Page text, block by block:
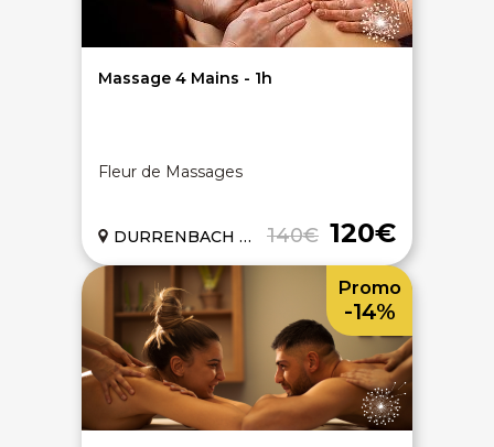
Massage 4 Mains - 1h
Fleur de Massages
140€ 120€
DURRENBACH (67)
Promo
-14%
On discute ?
SERVICE CLIENTS LeBienEtre.fr
Notre service client est ouvert du lundi au vendredi
DEVENIR PARTENAIRE
Proposer mon établissement
Témoignages partenaires
RECRUTEMENT
Ouvrir une agence LeBienEtre.fr